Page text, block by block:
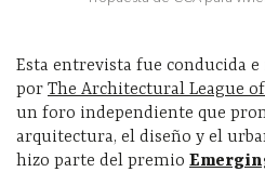
Esta entrevista fue conducida
por The Architectural League
un foro independiente que
arquitectura, el diseño y el
hizo parte del premio